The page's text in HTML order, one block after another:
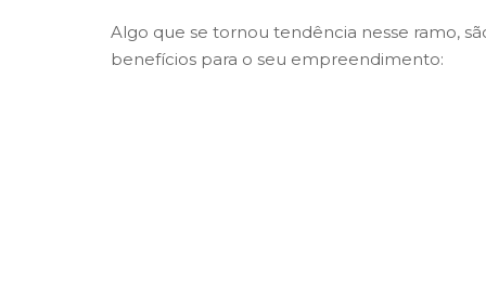
Algo que se tornou tendência nesse ramo,
benefícios para o seu empreendimento: